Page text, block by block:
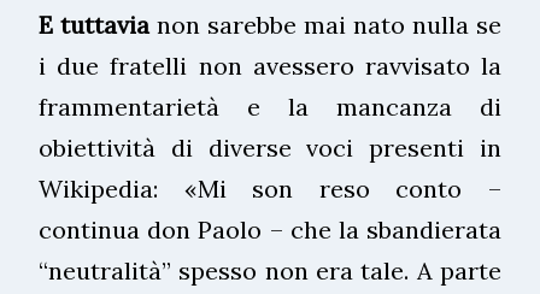
E tuttavia non sarebbe mai nato nulla se
i due fratelli non avessero ravvisato la
frammentarietà e la mancanza di
obiettività di diverse voci presenti in
Wikipedia: «Mi son reso conto –
continua don Paolo – che la sbandierata
“neutralità” spesso non era tale. A parte